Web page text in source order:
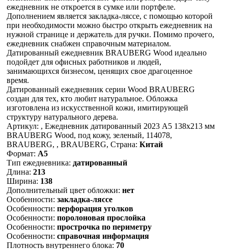
ежедневник не откроется в сумке или портфеле.
Дополнением является закладка-ляссе, с помощью которой
при необходимости можно быстро открыть ежедневник на
нужной странице и держатель для ручки. Помимо прочего,
ежедневник снабжен справочным материалом.
Датированный ежедневник BRAUBERG Wood идеально
подойдет для офисных работников и людей,
занимающихся бизнесом, ценящих свое драгоценное
время.
Датированный ежедневник серии Wood BRAUBERG
создан для тех, кто любит натуральное. Обложка
изготовлена из искусственной кожи, имитирующей
структуру натурального дерева.
Артикул: , Ежедневник датированный 2023 А5 138x213 мм
BRAUBERG Wood, под кожу, зеленый, 114078,
BRAUBERG, , BRAUBERG, Страна: Китай
Формат: А5
Тип ежедневника: датированный
Длина: 213
Ширина: 138
Дополнительный цвет обложки: нет
Особенности: закладка-ляссе
Особенности: перфорация уголков
Особенности: поролоновая прослойка
Особенности: прострочка по периметру
Особенности: справочная информация
Плотность внутреннего блока: 70